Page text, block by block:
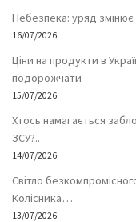
Небезпека: уряд
16/07/2026
Ціни на продукти в
подорожчати
15/07/2026
Хтось намагається
ЗСУ?..
14/07/2026
Світло
Колісника…
13/07/2026